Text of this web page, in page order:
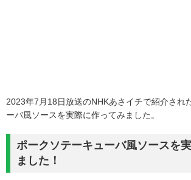
2023年7月18日放送のNHKあさイチで紹介され
ーバ風ソースを実際に作ってみました。
ポークソテーキューバ風ソースを
ました！